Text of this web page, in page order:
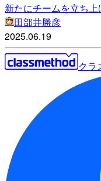
新たにチームを立ち
田部井勝彦
2025.06.19
クラ